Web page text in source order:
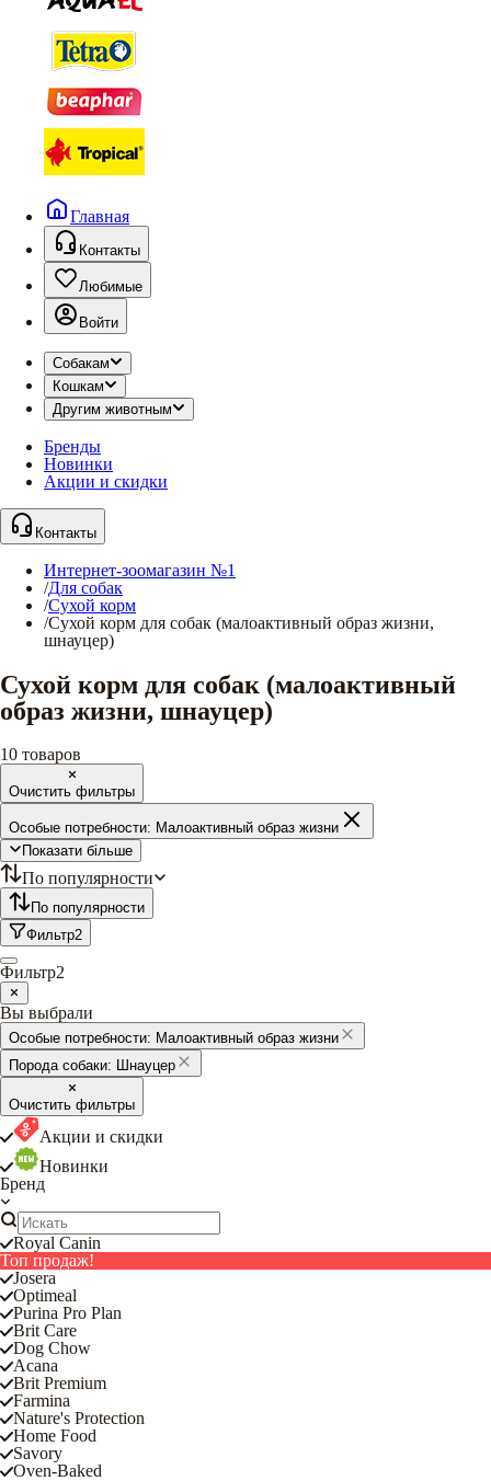
Главная
Контакты
Любимые
Войти
Собакам
Кошкам
Другим животным
Бренды
Новинки
Акции и скидки
Контакты
Интернет-зоомагазин №1
/Для собак
/Сухой корм
/Сухой корм для собак (малоактивный образ жизни,
шнауцер)
Сухой корм для собак (малоактивный
образ жизни, шнауцер)
10 товаров
Очистить фильтры
Особые потребности: Малоактивный образ жизни
Показати більше
По популярности
По популярности
Фильтр2
Фильтр2
Вы выбрали
Особые потребности: Малоактивный образ жизни
Порода собаки:
Шнауцер
Очистить фильтры
Акции и скидки
Новинки
Бренд
Royal Canin
Топ продаж!
Josera
Optimeal
Purina Pro Plan
Brit Care
Dog Chow
Acana
Brit Premium
Farmina
Nature's Protection
Home Food
Savory
Oven-Baked